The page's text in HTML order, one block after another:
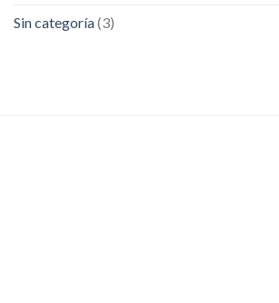
Sin categoría(3)